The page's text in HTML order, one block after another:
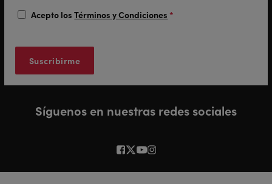
Acepto losTérminos y Condiciones *
Síguenos en nuestras redes sociales